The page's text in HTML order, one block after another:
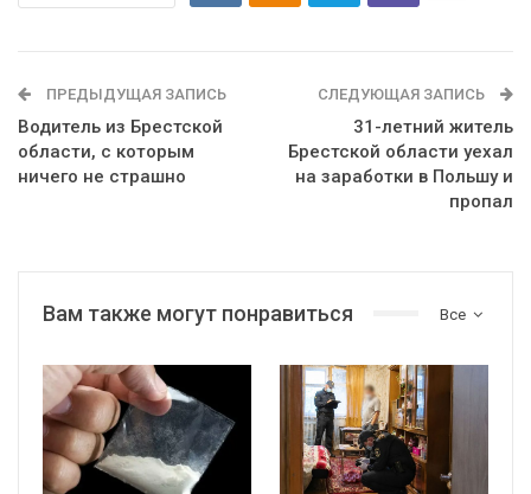
ПРЕДЫДУЩАЯ ЗАПИСЬ
Водитель из Брестской
области, с которым
ничего не страшно
СЛЕДУЮЩАЯ ЗАПИСЬ
31-летний житель
Брестской области уехал
на заработки в Польшу и
пропал
Все
Вам также могут понравиться